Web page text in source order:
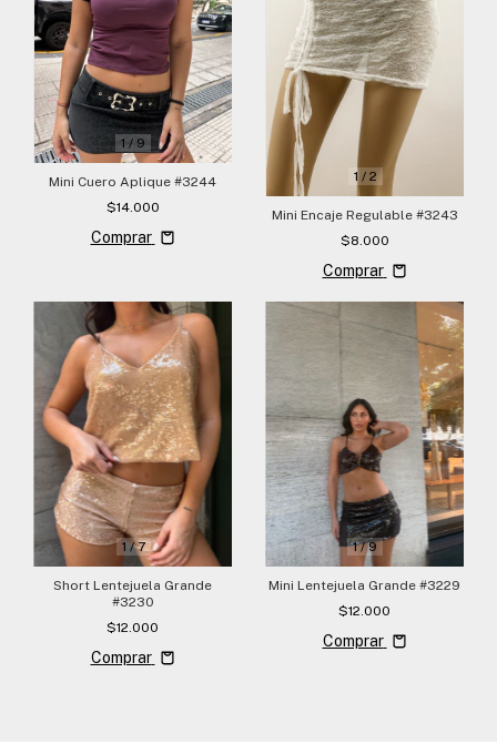
1 / 9
Mini Cuero Aplique #3244
$14.000
Comprar
1 / 2
Mini Encaje Regulable #3243
$8.000
Comprar
1/7
Short Lentejuela Grande
#3230
$12.000
Comprar
1/9
Mini Lentejuela Grande #3229
$12.000
Comprar